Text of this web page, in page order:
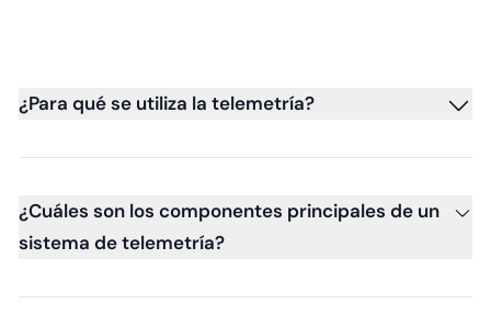
¿Para qué se utiliza la telemetría?
¿Cuáles son los componentes principales de un
sistema de telemetría?